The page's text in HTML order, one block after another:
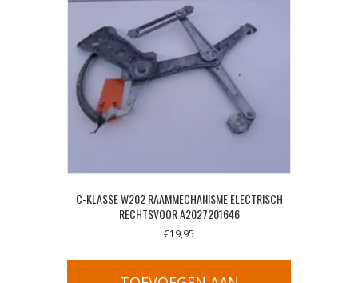
C-KLASSE W202 RAAMMECHANISME ELECTRISCH
RECHTSVOOR A2027201646
€19,95